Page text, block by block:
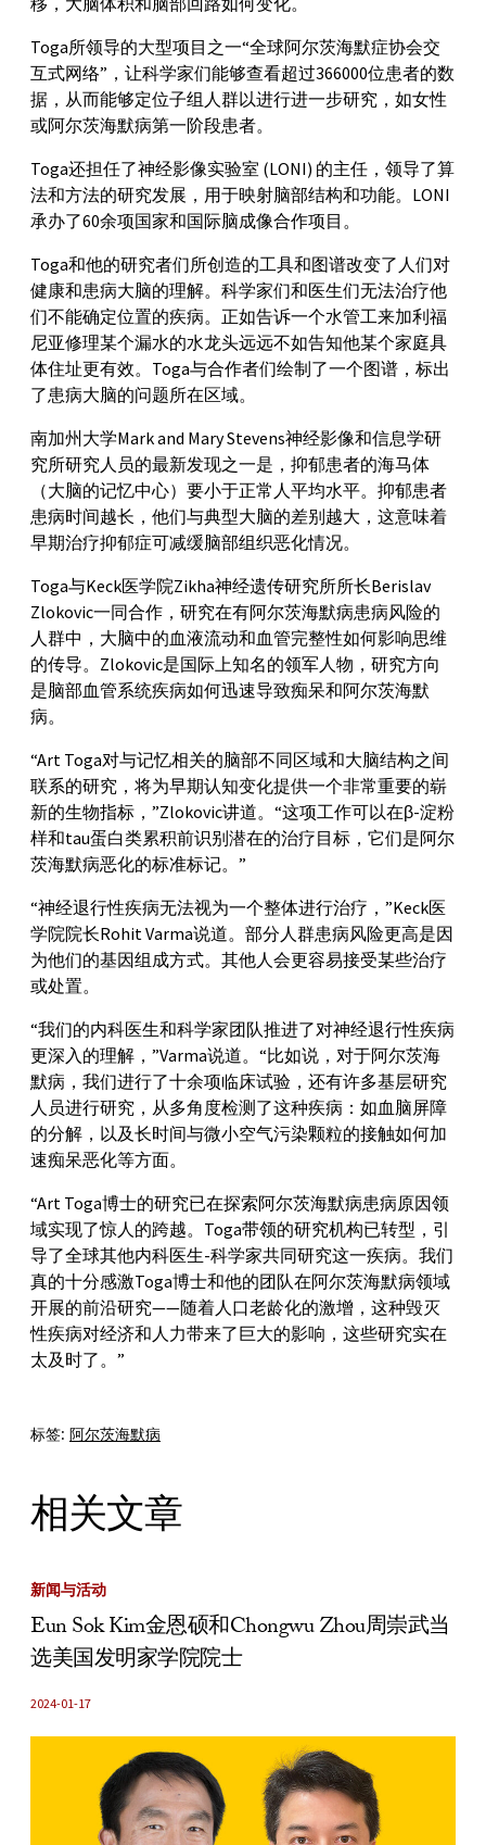
Toga所领导的大型项目之一“全球阿尔茨海默症协会交
互式网络”，让科学家们能够查看超过366000位患者的数
据，从而能够定位子组人群以进行进一步研究，如女性
或阿尔茨海默病第一阶段患者。
Toga还担任了神经影像实验室 (LONI) 的主任，领导了算
法和方法的研究发展，用于映射脑部结构和功能。LONI
承办了60余项国家和国际脑成像合作项目。
Toga和他的研究者们所创造的工具和图谱改变了人们对
健康和患病大脑的理解。科学家们和医生们无法治疗他
们不能确定位置的疾病。正如告诉一个水管工来加利福
尼亚修理某个漏水的水龙头远远不如告知他某个家庭具
体住址更有效。Toga与合作者们绘制了一个图谱，标出
了患病大脑的问题所在区域。
南加州大学Mark and Mary Stevens神经影像和信息学研
究所研究人员的最新发现之一是，抑郁患者的海马体
（大脑的记忆中心）要小于正常人平均水平。抑郁患者
患病时间越长，他们与典型大脑的差别越大，这意味着
早期治疗抑郁症可减缓脑部组织恶化情况。
Toga与Keck医学院Zikha神经遗传研究所所长Berislav
Zlokovic一同合作，研究在有阿尔茨海默病患病风险的
人群中，大脑中的血液流动和血管完整性如何影响思维
的传导。Zlokovic是国际上知名的领军人物，研究方向
是脑部血管系统疾病如何迅速导致痴呆和阿尔茨海默
病。
“Art Toga对与记忆相关的脑部不同区域和大脑结构之间
联系的研究，将为早期认知变化提供一个非常重要的崭
新的生物指标，”Zlokovic讲道。“这项工作可以在β-淀粉
样和tau蛋白类累积前识别潜在的治疗目标，它们是阿尔
茨海默病恶化的标准标记。”
“神经退行性疾病无法视为一个整体进行治疗，”Keck医
学院院长Rohit Varma说道。部分人群患病风险更高是因
为他们的基因组成方式。其他人会更容易接受某些治疗
或处置。
“我们的内科医生和科学家团队推进了对神经退行性疾病
更深入的理解，”Varma说道。“比如说，对于阿尔茨海
默病，我们进行了十余项临床试验，还有许多基层研究
人员进行研究，从多角度检测了这种疾病：如血脑屏障
的分解，以及长时间与微小空气污染颗粒的接触如何加
速痴呆恶化等方面。
“Art Toga博士的研究已在探索阿尔茨海默病患病原因领
域实现了惊人的跨越。Toga带领的研究机构已转型，引
导了全球其他内科医生-科学家共同研究这一疾病。我们
真的十分感激Toga博士和他的团队在阿尔茨海默病领域
开展的前沿研究——随着人口老龄化的激增，这种毁灭
性疾病对经济和人力带来了巨大的影响，这些研究实在
太及时了。”
标签: 阿尔茨海默病
相关文章
新闻与活动
Eun Sok Kim金恩硕和Chongwu Zhou周崇武当
选美国发明家学院院士
2024-01-17